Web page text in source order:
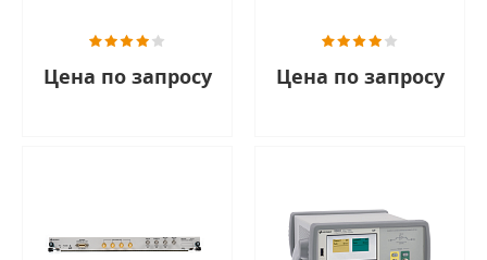
Цена по запросу Цена по запросу